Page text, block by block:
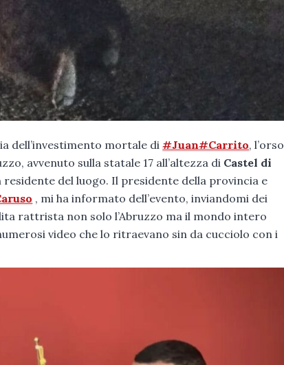
dell’investimento mortale di#Juan#Carrito, l’orso
avvenuto sulla statale 17 all’altezza di Castel di
residente del luogo. Il presidente della provincia e
, mi ha informato dell’evento, inviandomi dei
rattrista non solo l’Abruzzo ma il mondo intero
video che lo ritraevano sin da cucciolo con i